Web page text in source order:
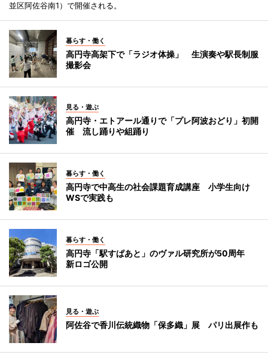
並区阿佐谷南1）で開催される。
暮らす・働く
高円寺高架下で「ラジオ体操」 生演奏や駅長制服
撮影会
見る・遊ぶ
高円寺・エトアール通りで「プレ阿波おどり」初開
催 流し踊りや組踊り
暮らす・働く
高円寺で中高生の社会課題育成講座 小学生向け
WSで実践も
暮らす・働く
高円寺「駅すぱあと」のヴァル研究所が50周年
新ロゴ公開
見る・遊ぶ
阿佐谷で香川伝統織物「保多織」展 パリ出展作も